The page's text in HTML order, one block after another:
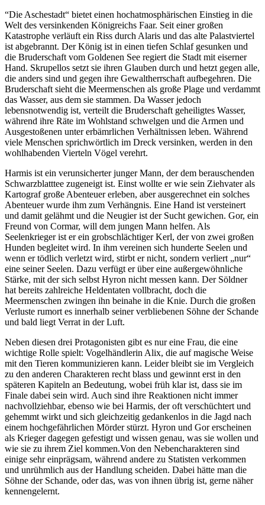
“Die Aschestadt“ bietet einen hochatmosphärischen Einstieg in die
Welt des versinkenden Königreichs Faar. Seit einer großen
Katastrophe verläuft ein Riss durch Alaris und das alte Palastviertel
ist abgebrannt. Der König ist in einen tiefen Schlaf gesunken und
die Bruderschaft vom Goldenen See regiert die Stadt mit eiserner
Hand. Skrupellos setzt sie ihren Glauben durch und hetzt gegen alle,
die anders sind und gegen ihre Gewaltherrschaft aufbegehren. Die
Bruderschaft sieht die Meermenschen als große Plage und verdammt
das Wasser, aus dem sie stammen. Da Wasser jedoch
lebensnotwendig ist, verteilt die Bruderschaft geheiligtes Wasser,
während ihre Räte im Wohlstand schwelgen und die Armen und
Ausgestoßenen unter erbämrlichen Verhältnissen leben. Während
viele Menschen sprichwörtlich im Dreck versinken, werden in den
wohlhabenden Vierteln Vögel verehrt.
Harmis ist ein verunsicherter junger Mann, der dem berauschenden
Schwarzblatttee zugeneigt ist. Einst wollte er wie sein Ziehvater als
Kartograf große Abenteuer erleben, aber ausgerechnet ein solches
Abenteuer wurde ihm zum Verhängnis. Eine Hand ist versteinert
und damit gelähmt und die Neugier ist der Sucht gewichen. Gor, ein
Freund von Cormar, will dem jungen Mann helfen. Als
Seelenkrieger ist er ein grobschlächtiger Kerl, der von zwei großen
Hunden begleitet wird. In ihm vereinen sich hunderte Seelen und
wenn er tödlich verletzt wird, stirbt er nicht, sondern verliert „nur“
eine seiner Seelen. Dazu verfügt er über eine außergewöhnliche
Stärke, mit der sich selbst Hyron nicht messen kann. Der Söldner
hat bereits zahlreiche Heldentaten vollbracht, doch die
Meermenschen zwingen ihn beinahe in die Knie. Durch die großen
Verluste rumort es innerhalb seiner verbliebenen Söhne der Schande
und bald liegt Verrat in der Luft.
Neben diesen drei Protagonisten gibt es nur eine Frau, die eine
wichtige Rolle spielt: Vogelhändlerin Alix, die auf magische Weise
mit den Tieren kommunizieren kann. Leider bleibt sie im Vergleich
zu den anderen Charakteren recht blass und gewinnt erst in den
späteren Kapiteln an Bedeutung, wobei früh klar ist, dass sie im
Finale dabei sein wird. Auch sind ihre Reaktionen nicht immer
nachvollziehbar, ebenso wie bei Harmis, der oft verschüchtert und
gehemmt wirkt und sich gleichzeitig gedankenlos in die Jagd nach
einem hochgefährlichen Mörder stürzt. Hyron und Gor erscheinen
als Krieger dagegen gefestigt und wissen genau, was sie wollen und
wie sie zu ihrem Ziel kommen.Von den Nebencharakteren sind
einige sehr einprägsam, während andere zu Statisten verkommen
und unrühmlich aus der Handlung scheiden. Dabei hätte man die
Söhne der Schande, oder das, was von ihnen übrig ist, gerne näher
kennengelernt.